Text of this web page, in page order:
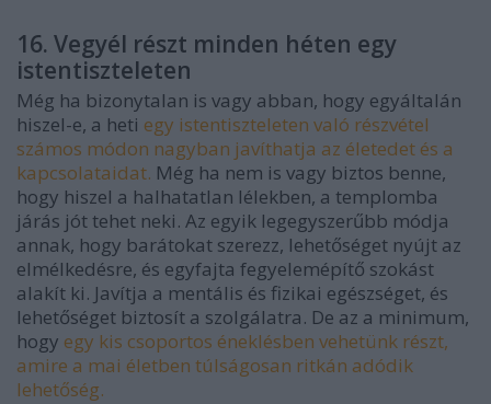
16. Vegyél részt minden héten egy
istentiszteleten
Még ha bizonytalan is vagy abban, hogy egyáltalán
hiszel-e, a heti egy istentiszteleten való részvétel
számos módon nagyban javíthatja az életedet és a
kapcsolataidat. Még ha nem is vagy biztos benne,
hogy hiszel a halhatatlan lélekben, a templomba
járás jót tehet neki. Az egyik legegyszerűbb módja
annak, hogy barátokat szerezz, lehetőséget nyújt az
elmélkedésre, és egyfajta fegyelemépítő szokást
alakít ki. Javítja a mentális és fizikai egészséget, és
lehetőséget biztosít a szolgálatra. De az a minimum,
hogy egy kis csoportos éneklésben vehetünk részt,
amire a mai életben túlságosan ritkán adódik
lehetőség.